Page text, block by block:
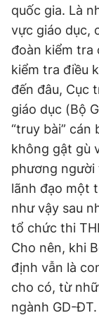
quốc gia. Là
vực giáo dục,
đoàn kiểm tra
kiểm tra điều
đến đâu, Cục
giáo dục (Bộ
“truy bài”
không gật gù
phương người
lãnh đạo một
như vậy sau
tổ chức thi
Cho nên, khi
định vẫn là
cho có, từ
ngành GD-ĐT.